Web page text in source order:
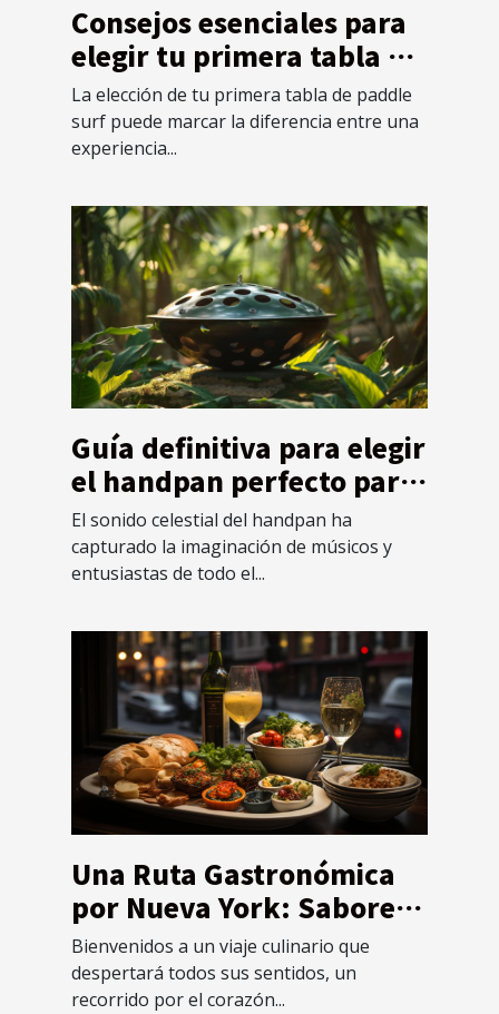
Consejos esenciales para
elegir tu primera tabla de
paddle surf
La elección de tu primera tabla de paddle
surf puede marcar la diferencia entre una
experiencia...
Guía definitiva para elegir
el handpan perfecto para
principiantes
El sonido celestial del handpan ha
capturado la imaginación de músicos y
entusiastas de todo el...
Una Ruta Gastronómica
por Nueva York: Sabores
del Mundo en un Solo
Lugar
Bienvenidos a un viaje culinario que
despertará todos sus sentidos, un
recorrido por el corazón...